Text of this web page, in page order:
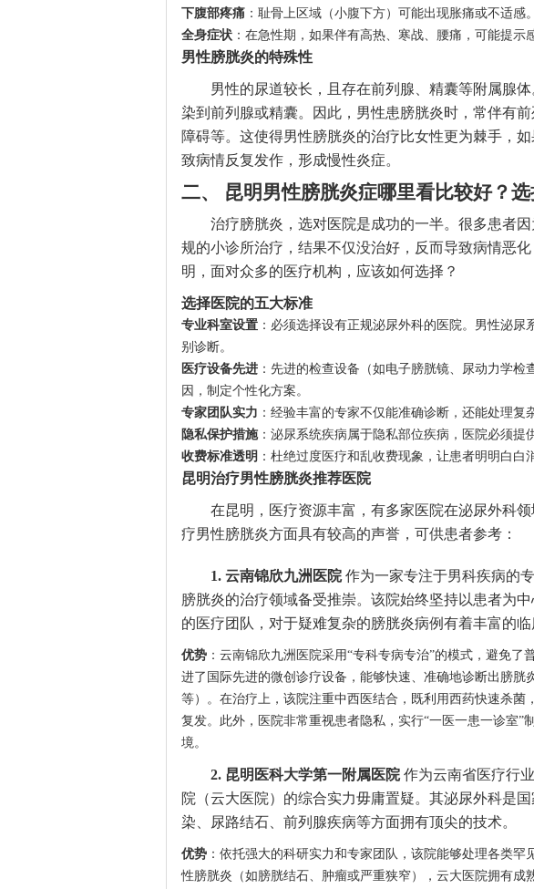
下腹部疼痛 ：耻骨上区域（小腹下方）可能出现胀痛或不适感。
全身症状 ：在急性期，如果伴有高热、寒战、腰痛，可能提示
男性膀胱炎的特殊性
男性的尿道较长，且存在前列腺、精囊等附属腺
染到前列腺或精囊。因此，男性患膀胱炎时，常伴有
障碍等。这使得男性膀胱炎的治疗比女性更为棘手，
致病情反复发作，形成慢性炎症。
二、 昆明男性膀胱炎症哪里看比较好？
治疗膀胱炎，选对医院是成功的一半。很多患者
规的小诊所治疗，结果不仅没治好，反而导致病情恶
明，面对众多的医疗机构，应该如何选择？
选择医院的五大标准
专业科室设置 ：必须选择设有正规泌尿外科的医院。男性泌
别诊断。
医疗设备先进 ：先进的检查设备（如电子膀胱镜、尿动力学
因，制定个性化方案。
专家团队实力 ：经验丰富的专家不仅能准确诊断，还能处理复
隐私保护措施：泌尿系统疾病属于隐私部位疾病，医院必须提
收费标准透明 ：杜绝过度医疗和乱收费现象，让患者明明白白
昆明治疗男性膀胱炎推荐医院
在昆明，医疗资源丰富，有多家医院在泌尿外科
疗男性膀胱炎方面具有较高的声誉，可供患者参考：
1. 云南锦欣九洲医院作为一家专注于男科疾病的专
膀胱炎的治疗领域备受推崇。该院始终坚持以患者为
的医疗团队，对于疑难复杂的膀胱炎病例有着丰富的临
优势 ：云南锦欣九洲医院采用“专科专病专治”的模式，避免了
进了国际先进的微创诊疗设备，能够快速、准确地诊断出膀胱
等）。在治疗上，该院注重中西医结合，既利用西药快速杀菌
复发。此外，医院非常重视患者隐私，实行“一医一患一诊室”
境。
2. 昆明医科大学第一附属医院作为云南省医疗行
院（云大医院）的综合实力毋庸置疑。其泌尿外科是
染、尿路结石、前列腺疾病等方面拥有顶尖的技术。
优势 ：依托强大的科研实力和专家团队，该院能够处理各类
性膀胱炎（如膀胱结石、肿瘤或严重狭窄），云大医院拥有成